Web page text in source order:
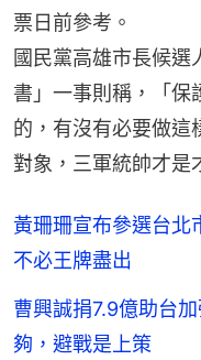
票日前參考。
國民黨高雄市長候選
書」一事則稱，「保
的，有沒有必要做這
對象，三軍統帥才是
黃珊珊宣布參選台
不必王牌盡出
曹興誠捐7.9億助台
夠，避戰是上策